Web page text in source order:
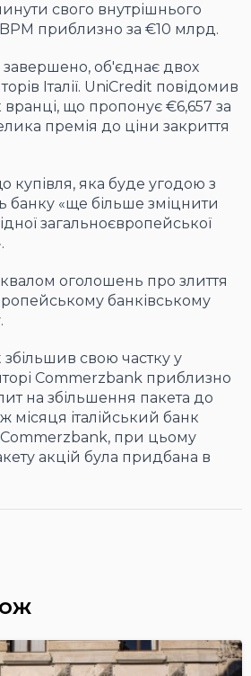
свого внутрішнього
приблизно за €10 млрд.
завершено, об'єднає двох
Італії. UniCredit повідомив
вранці, що пропонує €6,657 за
премія до ціни закриття
купівля, яка буде угодою з
банку «ще більше зміцнити
загальноєвропейської
оголошень про злиття
банківському
свою частку у
Commerzbank приблизно
на збільшення пакета до
місяця італійський банк
при цьому
акцій була придбана в